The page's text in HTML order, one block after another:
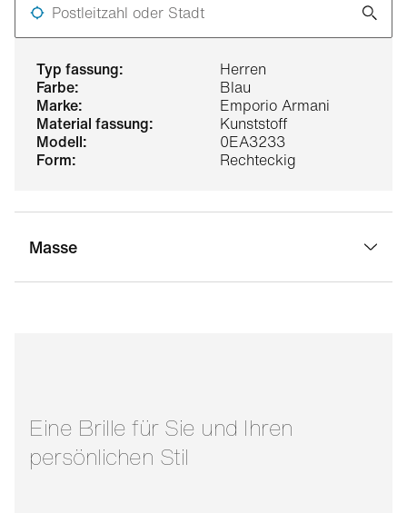
typ fassung:
Herren
farbe:
Blau
marke:
Emporio Armani
material fassung:
Kunststoff
modell:
0EA3233
form:
Rechteckig
Masse
Postleitzahl oder Stadt
Eine Brille für Sie und Ihren
persönlichen Stil